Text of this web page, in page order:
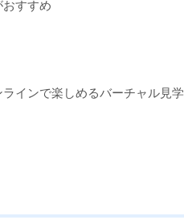
すすめ
インで楽しめるバーチャル見学